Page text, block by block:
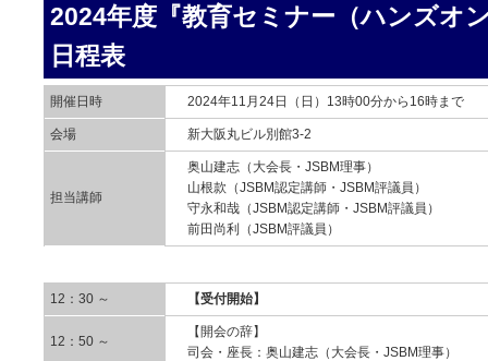
2024年度『教育セミナー（ハンズオ
日程表
開催日時 2024年11月24日（日）13時00分から16時まで
会場 新大阪丸ビル別館3-2
担当講師
奥山建志（大会長・JSBM理事）
山根款（JSBM認定講師・JSBM評議員）
守永和哉（JSBM認定講師・JSBM評議員）
前田尚利（JSBM評議員）
12：30 ～ 【受付開始】
12：50 ～
【開会の辞】
司会・座長：奥山建志（大会長・JSBM理事）